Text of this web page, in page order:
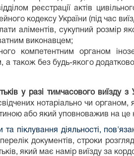
реєстрації актів
кодексу України (під час
аліментів, сукупний розмір
виконавцем;
компетентним органом
а також без будь-якого
у разі тимчасового виїзду
нотаріально чи
або який уповноважив на це
піклування діяльності,
документів, строки
який має намір виїзду за